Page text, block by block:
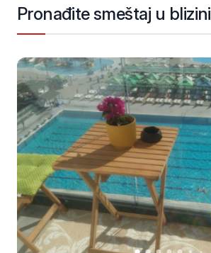
Pronađite smeštaj u blizini